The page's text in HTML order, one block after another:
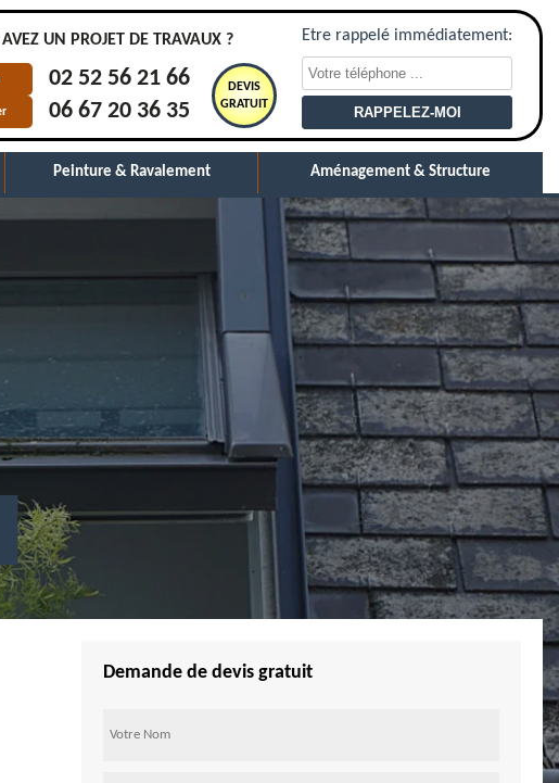
UN PROJET DE TRAVAUX ?
02 52 56 21 66
06 67 20 36 35
DEVIS
GRATUIT
Etre rappelé immédiatement:
Peinture & Ravalement Aménagement & Structure
Demande de devis gratuit